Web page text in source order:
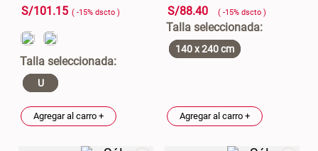
S/101 .15 ( -15% dscto )
U
Agregar al carro +
S/88.40 ( -15% dscto )
140 x 240 cm
Agregar al carro +